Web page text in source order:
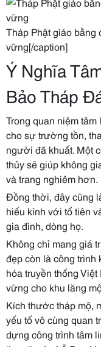
Tháp Phật giáo
vững[/caption]
Ý Nghĩa
Bảo Tháp
Trong quan niệm
cho sự trường tồn,
người đã khuất. Một
thủy sẽ giúp không
và trang nghiêm hơn.
Đồng thời, đây cũng
hiếu kính với tổ tiên
gia đình, dòng họ.
Không chỉ mang giá
đẹp còn là công trình
hóa truyền thống
vững cho khu lăng
Kích thước tháp mộ,
yếu tố vô cùng quan
dựng công trình tâm